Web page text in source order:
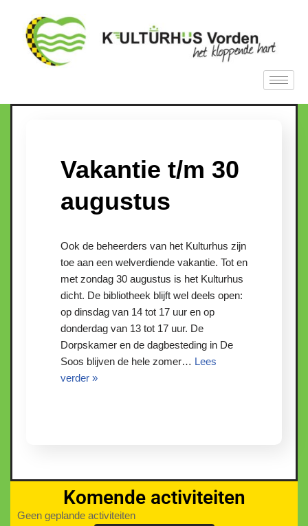
Ga
naar
Vakantie t/m 30
augustus
Ook de beheerders van het Kulturhus zijn
toe aan een welverdiende vakantie. Tot en
met zondag 30 augustus is het Kulturhus
dicht. De bibliotheek blijft wel deels open:
op dinsdag van 14 tot 17 uur en op
donderdag van 13 tot 17 uur. De
Dorpskamer en de dagbesteding in De
Soos blijven de hele zomer… Lees
verder »
Komende activiteiten
Geen geplande activiteiten